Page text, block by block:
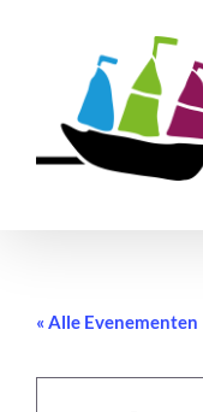
« Alle Evenementen